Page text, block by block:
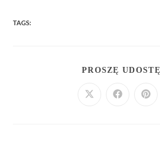
TAGS:
PROSZĘ